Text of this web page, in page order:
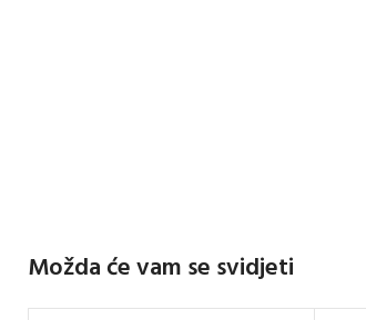
Možda će vam se svidjeti